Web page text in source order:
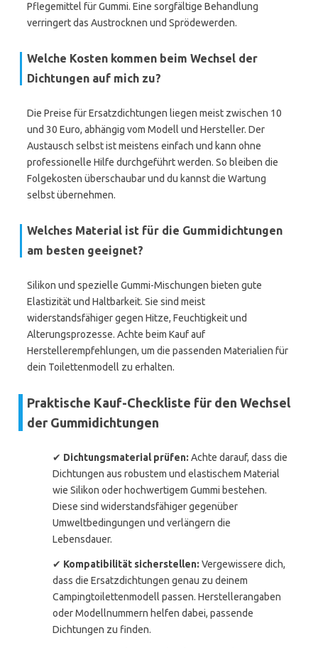
Pflegemittel für Gummi. Eine sorgfältige Behandlung
verringert das Austrocknen und Sprödewerden.
Welche Kosten kommen beim Wechsel der
Dichtungen auf mich zu?
Die Preise für Ersatzdichtungen liegen meist zwischen 10
und 30 Euro, abhängig vom Modell und Hersteller. Der
Austausch selbst ist meistens einfach und kann ohne
professionelle Hilfe durchgeführt werden. So bleiben die
Folgekosten überschaubar und du kannst die Wartung
selbst übernehmen.
Welches Material ist für die Gummidichtungen
am besten geeignet?
Silikon und spezielle Gummi-Mischungen bieten gute
Elastizität und Haltbarkeit. Sie sind meist
widerstandsfähiger gegen Hitze, Feuchtigkeit und
Alterungsprozesse. Achte beim Kauf auf
Herstellerempfehlungen, um die passenden Materialien für
dein Toilettenmodell zu erhalten.
Praktische Kauf-Checkliste für den Wechsel
der Gummidichtungen
✔ Dichtungsmaterial prüfen: Achte darauf, dass die
Dichtungen aus robustem und elastischem Material
wie Silikon oder hochwertigem Gummi bestehen.
Diese sind widerstandsfähiger gegenüber
Umweltbedingungen und verlängern die
Lebensdauer.
✔ Kompatibilität sicherstellen: Vergewissere dich,
dass die Ersatzdichtungen genau zu deinem
Campingtoilettenmodell passen. Herstellerangaben
oder Modellnummern helfen dabei, passende
Dichtungen zu finden.